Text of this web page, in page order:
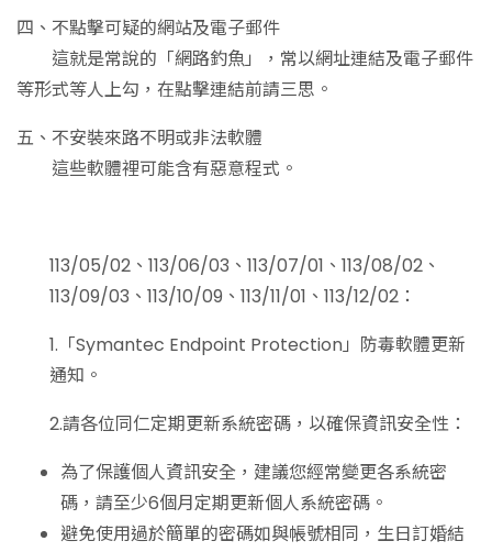
四、不點擊可疑的網站及電子郵件
這就是常說的「網路釣魚」，常以網址連結及電子郵件
等形式等人上勾，在點擊連結前請三思。
五、不安裝來路不明或非法軟體
這些軟體裡可能含有惡意程式。
113/05/02、113/06/03、113/07/01、113/08/02、
113/09/03、113/10/09、113/11/01、113/12/02：
1.「Symantec Endpoint Protection」防毒軟體更新
通知。
2.請各位同仁定期更新系統密碼，以確保資訊安全性：
為了保護個人資訊安全，建議您經常變更各系統密
碼，請至少6個月定期更新個人系統密碼。
避免使用過於簡單的密碼如與帳號相同，生日訂婚結